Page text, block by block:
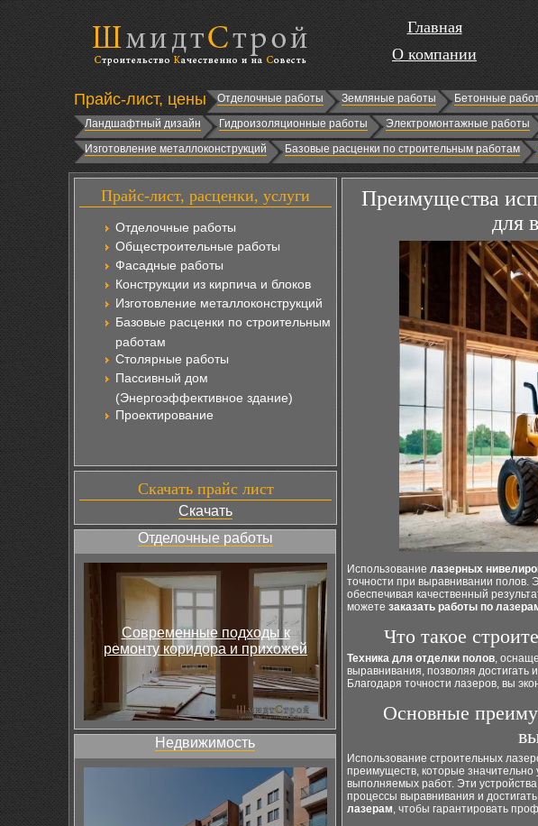
Главная
О компании
Прайс-лист, цены Отделочные работы Земляные работы Бетонные
Ландшафтный дизайн
Гидроизоляционные работы Электромонтажные работы
Изготовление металлоконструкций
Базовые расценки по строительным работам
Прайс-лист, расценки, услуги
Отделочные работы
Общестроительные работы
Фасадные работы
Конструкции из кирпича и блоков
Изготовление металлоконструкций
Базовые расценки по строительным
работам
Столярные работы
Пассивный дом
(Энергоэффективное здание)
Проектирование
Скачать прайс лист
Скачать
Отделочные работы
Современные подходы к
ремонту коридора и прихожей
Недвижимость
Преимущества
для
Использование лазерных
точности при выравнивании полов.
обеспечивая качественный
можете заказать работы по
Что такое
Техника для отделки полов,
выравнивания, позволяя
Благодаря точности лазеров, вы
Основные
Использование строительных
преимуществ, которые
выполняемых работ. Эти
процессы выравнивания и
лазерам, чтобы гарантировать